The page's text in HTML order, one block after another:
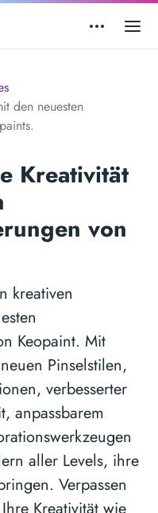
den neuesten
Kreativität
von
kreativen
Keopaint. Mit
Pinselstilen,
verbesserter
anpassbarem
aller Levels, ihre
Verpassen